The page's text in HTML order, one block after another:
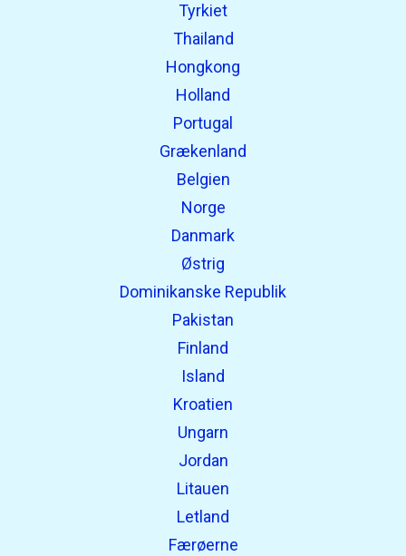
Tyrkiet
Thailand
Hongkong
Holland
Portugal
Grækenland
Belgien
Norge
Danmark
Østrig
Dominikanske Republik
Pakistan
Finland
Island
Kroatien
Ungarn
Jordan
Litauen
Letland
Færøerne